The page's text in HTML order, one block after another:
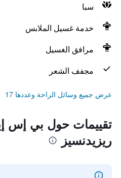
سبا
خدمة غسيل الملابس
مرافق الغسيل
مجفف الشعر
عرض جميع وسائل الراحة وعددها 17
تقييمات حول بي إس
ريزيدنسيز